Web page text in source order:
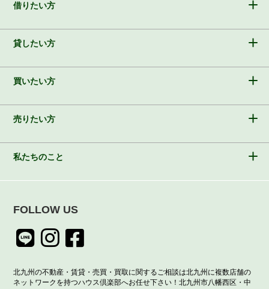
借りたい方
貸したい方
買いたい方
売りたい方
私たちのこと
FOLLOW US
北九州の不動産・賃貸・売買・買取に関するご相談は北九州に複数店舗の
ネットワークを持つハウス倶楽部へお任せ下さい！北九州市八幡西区・中